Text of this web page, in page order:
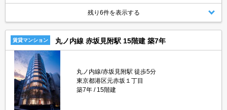
残り6件を表示する
賃貸マンション 丸ノ内線 赤坂見附駅 15階建 築7年
丸ノ内線/赤坂見附駅 徒歩5分
東京都港区元赤坂１丁目
築7年
15階建